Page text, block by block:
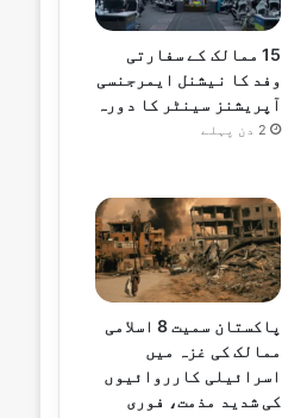
15 ممالک کے سفارتی
وفد کا نیشنل ایمرجنسی
آپریشنز سینٹر کا دورہ
2 دن پہلے
پاکستان سمیت 8 اسلامی
ممالک کی غزہ میں
اسرائیلی کارروائیوں
کی شدید مذمت، فوری